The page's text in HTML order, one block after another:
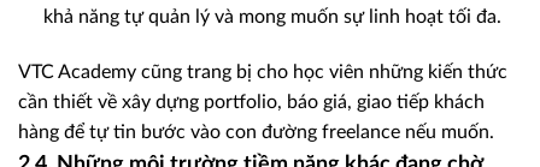
khả năng tự quản lý và mong muốn sự linh hoạt tối đa.
VTC Academy cũng trang bị cho học viên những kiến thức
cần thiết về xây dựng portfolio, báo giá, giao tiếp khách
hàng để tự tin bước vào con đường freelance nếu muốn.